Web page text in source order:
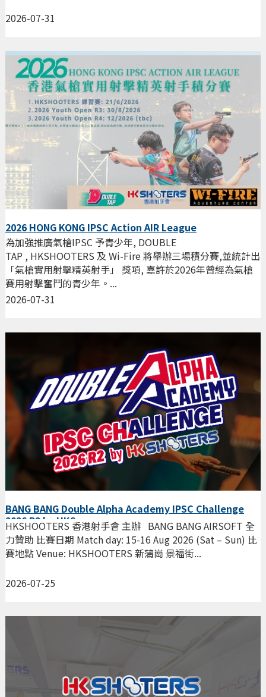
2026-07-31
2026 HONG KONG IPSC Action AIR League
2026-07-31
為加強推廣氣槍IPSC 予青少年, DOUBLE
TAP , HKSHOOTERS 及 Wi-Fire 將舉辦三場積分賽,並統計出
「氣槍實用射擊精英射手」 獎項, 嘉許於2026年曾經為氣槍
賽用射擊奮鬥的青少年。...
BANG BANG Double Alpha Academy IPSC Challenge
2026 R2 by HKS
2026-07-25
HKSHOOTERS 香港射手會 主辦 BANG BANG AIRSOFT 全
力贊助 比賽日期 Match day: 15-16 Aug 2026 (Sat – Sun) 比
賽地點 Venue: HKSHOOTERS 新蒲崗 景福街...